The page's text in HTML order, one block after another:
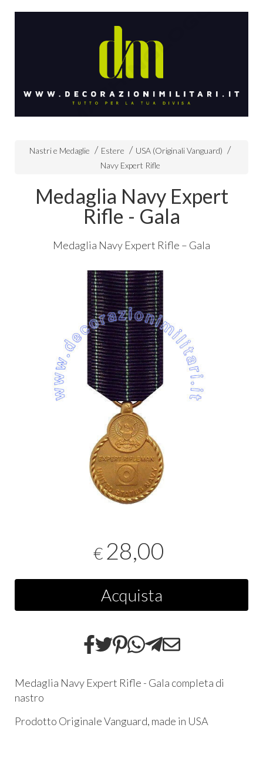
Nastri e Medaglie Estere
USA (Originali Vanguard)
Navy Expert Rifle
Medaglia Navy Expert
Rifle - Gala
Medaglia Navy Expert Rifle – Gala
€ 28,00
Acquista
Medaglia Navy Expert Rifle - Gala completa di
nastro
Prodotto Originale Vanguard, made in USA